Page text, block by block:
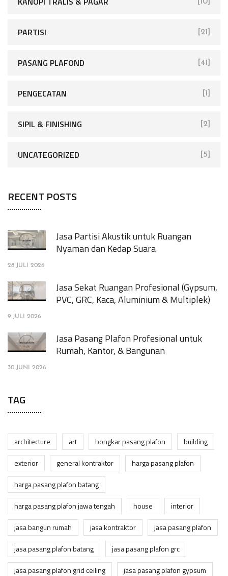
PARTISI [21]
PASANG PLAFOND [41]
PENGECATAN [1]
SIPIL & FINISHING [2]
UNCATEGORIZED [5]
RECENT POSTS
Jasa Partisi Akustik untuk Ruangan
Nyaman dan Kedap Suara
28 JULI 2026
Jasa Sekat Ruangan Profesional (Gypsum,
PVC, GRC, Kaca, Aluminium & Multiplek)
9 JULI 2026
Jasa Pasang Plafon Profesional untuk
Rumah, Kantor, & Bangunan
30 JUNI 2026
TAG
architecture art bongkar pasang plafon
building
exterior
general kontraktor
harga pasang plafon
harga pasang plafon batang
harga pasang plafon jawa tengah
house
interior
jasa bangun rumah
jasa kontraktor
jasa pasang plafon
jasa pasang plafon batang
jasa pasang plafon grc
jasa pasang plafon grid ceiling
jasa pasang plafon gypsum